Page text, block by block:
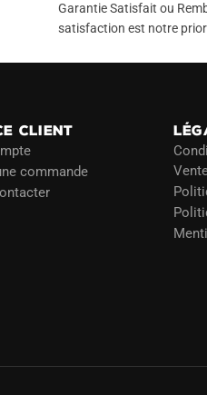
Garantie Satisfait ou
satisfaction est notre
CLIENT
commande